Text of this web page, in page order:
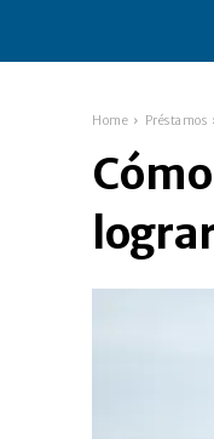
Home Préstamos